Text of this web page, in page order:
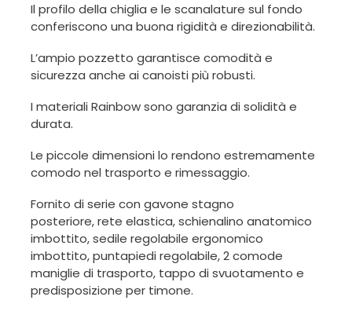
Il profilo della chiglia e le scanalature sul fondo
conferiscono una buona rigidità e direzionabilità.
L’ampio pozzetto garantisce comodità e
sicurezza anche ai canoisti più robusti.
I materiali Rainbow sono garanzia di solidità e
durata.
Le piccole dimensioni lo rendono estremamente
comodo nel trasporto e rimessaggio.
Fornito di serie con gavone stagno
posteriore, rete elastica, schienalino anatomico
imbottito, sedile regolabile ergonomico
imbottito, puntapiedi regolabile, 2 comode
maniglie di trasporto, tappo di svuotamento e
predisposizione per timone.